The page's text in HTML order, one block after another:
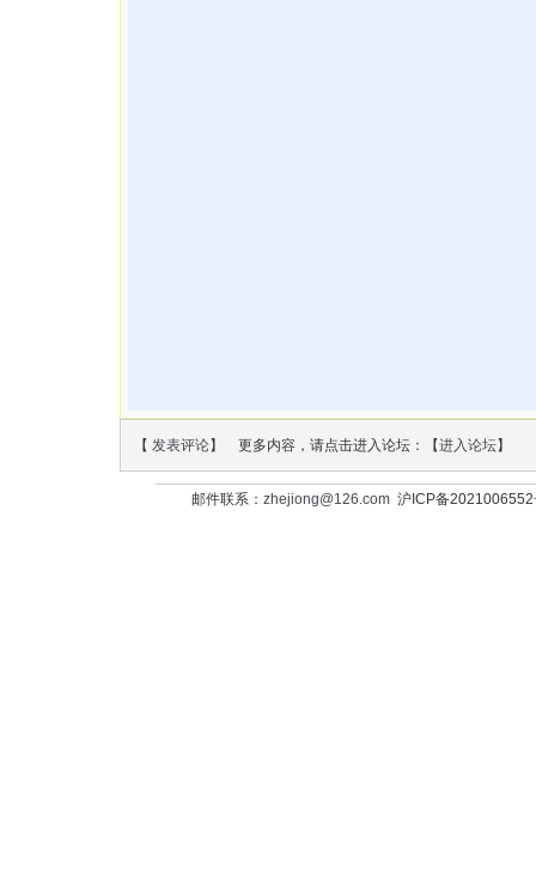
【 发表评论】 更多内容，请点击进入论坛：【进入论坛】
邮件联系： zhejiong@126.com沪ICP备